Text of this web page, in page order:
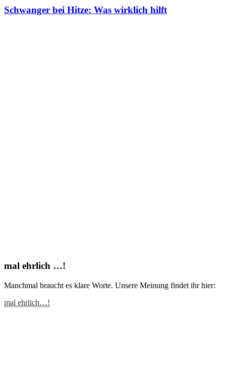
Schwanger bei Hitze: Was wirklich hilft
mal ehrlich …!
Manchmal braucht es klare Worte. Unsere Meinung findet ihr hier:
mal ehrlich…!